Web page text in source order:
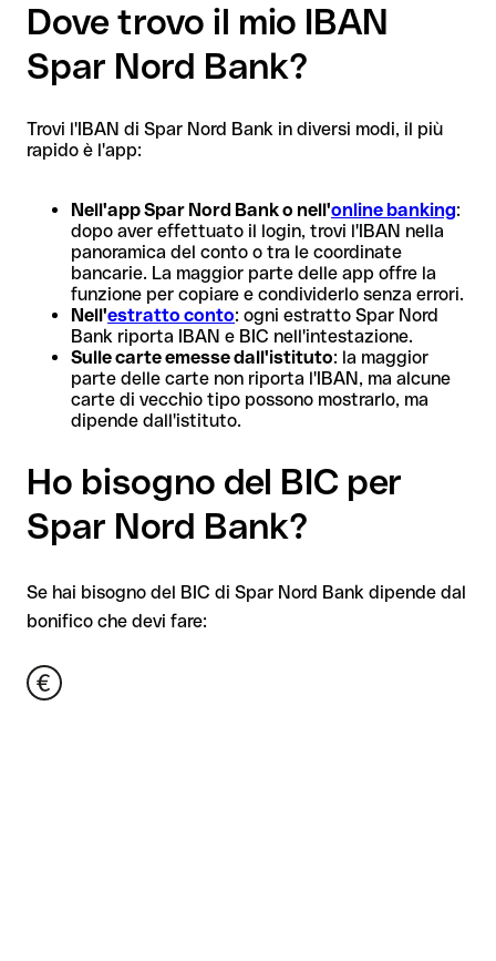
Dove trovo il mio IBAN
Spar Nord Bank?
Trovi l'IBAN di Spar Nord Bank in diversi modi, il più
rapido è l'app:
Nell'app Spar Nord Bank o nell'online banking:
dopo aver effettuato il login, trovi l'IBAN nella
panoramica del conto o tra le coordinate
bancarie. La maggior parte delle app offre la
funzione per copiare e condividerlo senza errori.
Nell'estratto conto: ogni estratto Spar Nord
Bank riporta IBAN e BIC nell'intestazione.
Sulle carte emesse dall'istituto: la maggior
parte delle carte non riporta l'IBAN, ma alcune
carte di vecchio tipo possono mostrarlo, ma
dipende dall'istituto.
Ho bisogno del BIC per
Spar Nord Bank?
Se hai bisogno del BIC di Spar Nord Bank dipende dal
bonifico che devi fare: